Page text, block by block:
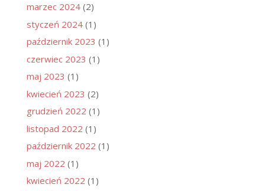
marzec 2024(2)
styczeń 2024(1)
październik 2023 (1)
czerwiec 2023 (1)
maj 2023 (1)
kwiecień 2023 (2)
grudzień 2022 (1)
listopad 2022 (1)
październik 2022 (1)
maj 2022 (1)
kwiecień 2022 (1)